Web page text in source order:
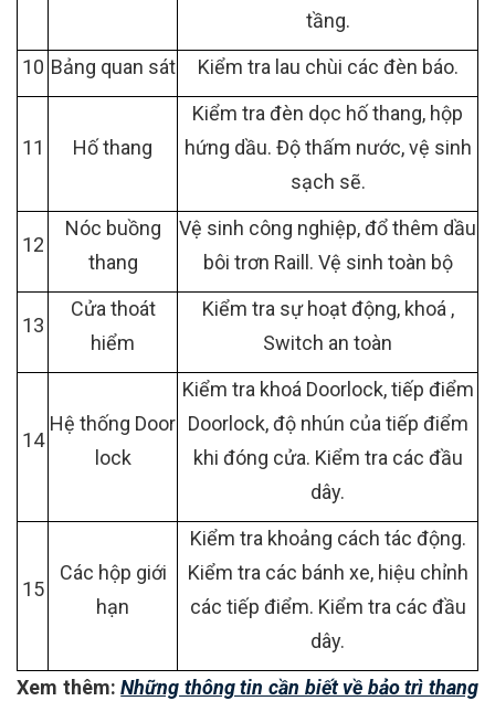
tầng.
10 Bảng quan sát Kiểm tra lau chùi các đèn báo.
11 Hố thang
Kiểm tra đèn dọc hố thang, hộp
hứng dầu. Độ thấm nước, vệ sinh
sạch sẽ.
12
Nóc buồng
thang
Vệ sinh công nghiệp, đổ thêm dầu
bôi trơn Raill. Vệ sinh toàn bộ
13
Cửa thoát
hiểm
Kiểm tra sự hoạt động, khoá ,
Switch an toàn
14
Hệ thống Door
lock
Kiểm tra khoá Doorlock, tiếp điểm
Doorlock, độ nhún của tiếp điểm
khi đóng cửa. Kiểm tra các đầu
dây.
15
Các hộp giới
hạn
Kiểm tra khoảng cách tác động.
Kiểm tra các bánh xe, hiệu chỉnh
các tiếp điểm. Kiểm tra các đầu
dây.
Xem thêm:Những thông tin cần biết về bảo trì thang